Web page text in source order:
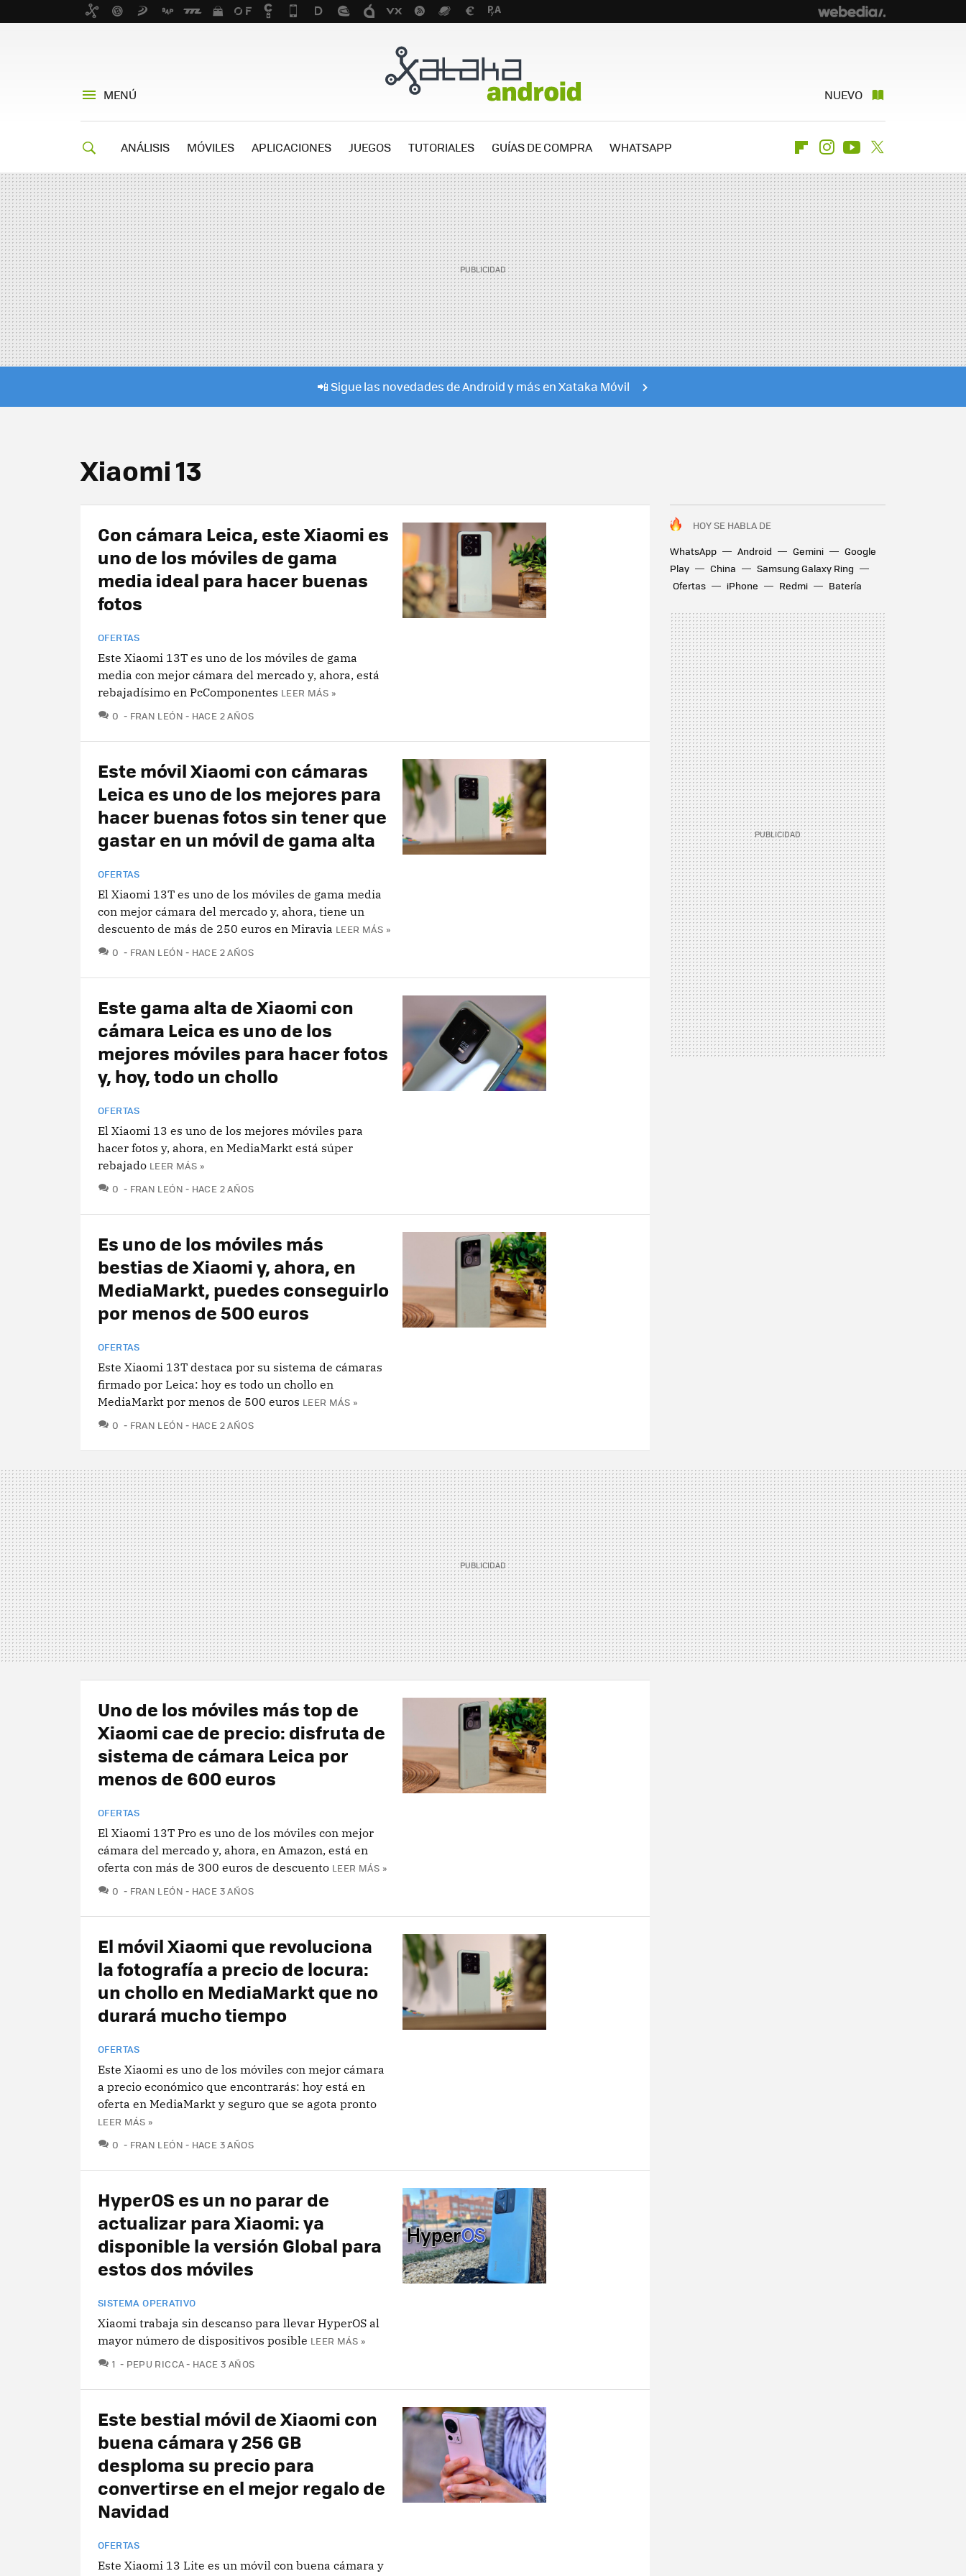
MENÚ NUEVO
ANÁLISIS MÓVILES APLICACIONES JUEGOS TUTORIALES GUÍAS DE COMPRA WHATSAPP FlipboardInstagramYoutube
📲 Sigue las novedades de Android y más en Xataka Móvil
Xiaomi 13
HOY SE HABLA DE
WhatsApp
Android Gemini
Google
Play
China
Samsung Galaxy Ring
Ofertas
iPhone Redmi Batería
Con cámara Leica, este Xiaomi es
uno de los móviles de gama
media ideal para hacer buenas
fotos
OFERTAS
Este Xiaomi 13T es uno de los móviles de gama
media con mejor cámara del mercado y, ahora, está
rebajadísimo en PcComponentes LEER MÁS »
0 COMENTARIOS
FRAN LEÓN HACE 2 AÑOS
Este móvil Xiaomi con cámaras
Leica es uno de los mejores para
hacer buenas fotos sin tener que
gastar en un móvil de gama alta
OFERTAS
El Xiaomi 13T es uno de los móviles de gama media
con mejor cámara del mercado y, ahora, tiene un
descuento de más de 250 euros en Miravia LEER MÁS »
0 COMENTARIOS
FRAN LEÓN HACE 2 AÑOS
Este gama alta de Xiaomi con
cámara Leica es uno de los
mejores móviles para hacer fotos
y, hoy, todo un chollo
OFERTAS
El Xiaomi 13 es uno de los mejores móviles para
hacer fotos y, ahora, en MediaMarkt está súper
rebajado LEER MÁS »
0 COMENTARIOS
FRAN LEÓN HACE 2 AÑOS
Es uno de los móviles más
bestias de Xiaomi y, ahora, en
MediaMarkt, puedes conseguirlo
por menos de 500 euros
OFERTAS
Este Xiaomi 13T destaca por su sistema de cámaras
firmado por Leica: hoy es todo un chollo en
MediaMarkt por menos de 500 euros LEER MÁS »
0 COMENTARIOS
FRAN LEÓN HACE 2 AÑOS
Uno de los móviles más top de
Xiaomi cae de precio: disfruta de
sistema de cámara Leica por
menos de 600 euros
OFERTAS
El Xiaomi 13T Pro es uno de los móviles con mejor
cámara del mercado y, ahora, en Amazon, está en
oferta con más de 300 euros de descuento LEER MÁS »
0 COMENTARIOS
FRAN LEÓN HACE 3 AÑOS
El móvil Xiaomi que revoluciona
la fotografía a precio de locura:
un chollo en MediaMarkt que no
durará mucho tiempo
OFERTAS
Este Xiaomi es uno de los móviles con mejor cámara
a precio económico que encontrarás: hoy está en
oferta en MediaMarkt y seguro que se agota pronto
LEER MÁS »
0 COMENTARIOS
FRAN LEÓN HACE 3 AÑOS
HyperOS es un no parar de
actualizar para Xiaomi: ya
disponible la versión Global para
estos dos móviles
SISTEMA OPERATIVO
Xiaomi trabaja sin descanso para llevar HyperOS al
mayor número de dispositivos posible LEER MÁS »
1 COMENTARIOS
PEPU RICCA HACE 3 AÑOS
Este bestial móvil de Xiaomi con
buena cámara y 256 GB
desploma su precio para
convertirse en el mejor regalo de
Navidad
OFERTAS
Este Xiaomi 13 Lite es un móvil con buena cámara y